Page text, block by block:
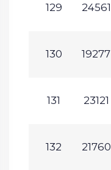
129 24561
130 19277
131 23121
132 21760